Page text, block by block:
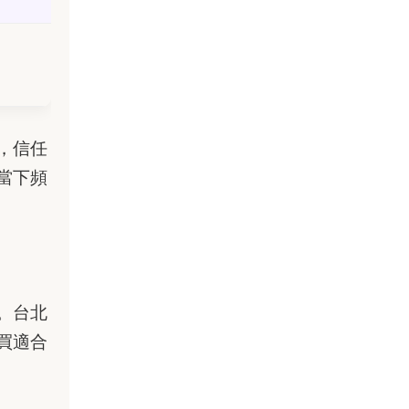
信任
下頻
台北
適合